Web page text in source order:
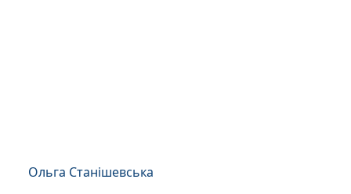
Ольга Станішевська